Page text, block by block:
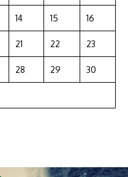
14 15 16
21 22 23
28 29 30